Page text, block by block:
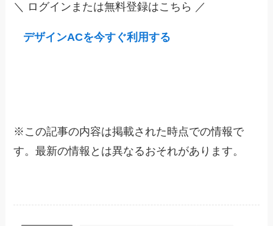
＼ ログインまたは無料登録はこちら ／
デザインACを今すぐ利用する
※ この記事の内容は掲載された時点での情報で
す。最新の情報とは異なるおそれがあります。